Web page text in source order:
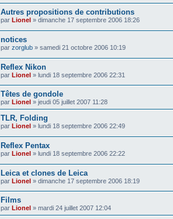
Autres propositions de contributions
par Lionel » dimanche 17 septembre 2006 18:26
notices
par zorglub » samedi 21 octobre 2006 10:19
Reflex Nikon
par Lionel » lundi 18 septembre 2006 22:31
Têtes de gondole
par Lionel » jeudi 05 juillet 2007 11:28
TLR, Folding
par Lionel » lundi 18 septembre 2006 22:49
Reflex Pentax
par Lionel » lundi 18 septembre 2006 22:22
Leica et clones de Leica
par Lionel » dimanche 17 septembre 2006 18:19
Films
par Lionel » mardi 24 juillet 2007 12:04